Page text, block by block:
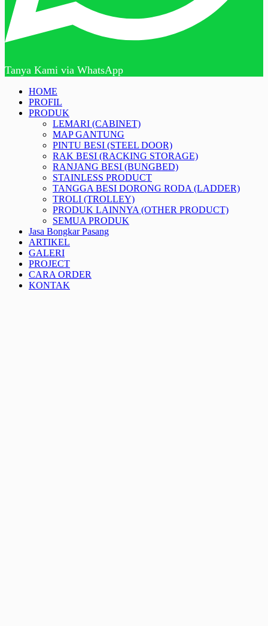
Tanya Kami via WhatsApp
HOME
PROFIL
PRODUK
LEMARI (CABINET)
MAP GANTUNG
PINTU BESI (STEEL DOOR)
RAK BESI (RACKING STORAGE)
RANJANG BESI (BUNGBED)
STAINLESS PRODUCT
TANGGA BESI DORONG RODA (LADDER)
TROLI (TROLLEY)
PRODUK LAINNYA (OTHER PRODUCT)
SEMUA PRODUK
Jasa Bongkar Pasang
ARTIKEL
GALERI
PROJECT
CARA ORDER
KONTAK